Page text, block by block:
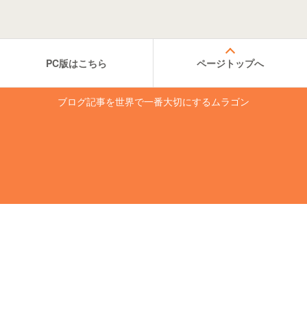
PC版はこちら ページトップへ
ブログ記事を世界で一番大切にするムラゴン